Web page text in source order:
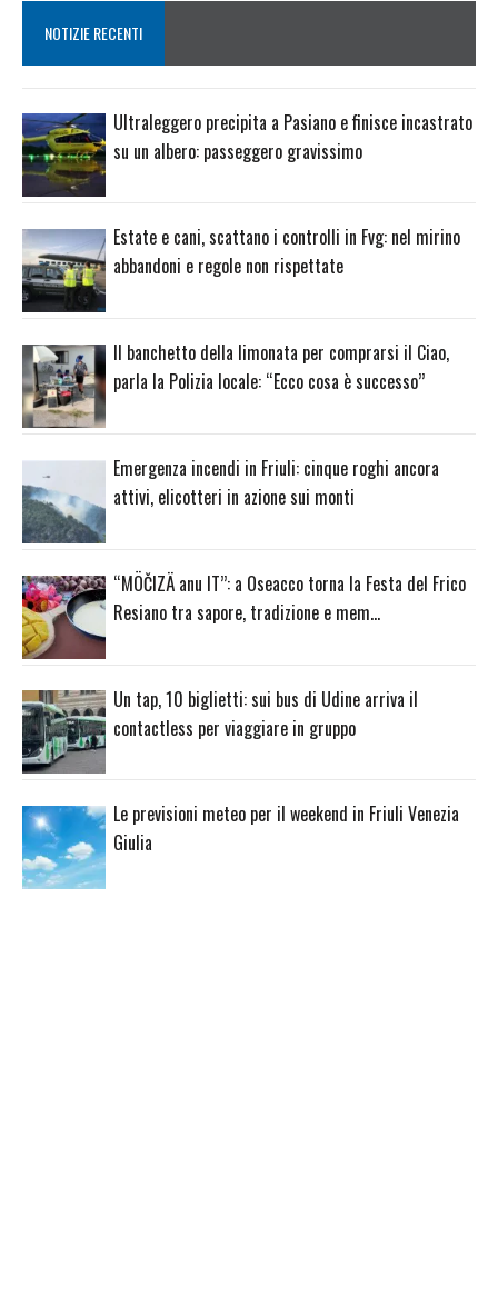
NOTIZIE RECENTI
Ultraleggero precipita a Pasiano e finisce incastrato
su un albero: passeggero gravissimo
Estate e cani, scattano i controlli in Fvg: nel mirino
abbandoni e regole non rispettate
Il banchetto della limonata per comprarsi il Ciao,
parla la Polizia locale: “Ecco cosa è successo”
Emergenza incendi in Friuli: cinque roghi ancora
attivi, elicotteri in azione sui monti
“MÖČIZÄ anu IT”: a Oseacco torna la Festa del Frico
Resiano tra sapore, tradizione e mem…
Un tap, 10 biglietti: sui bus di Udine arriva il
contactless per viaggiare in gruppo
Le previsioni meteo per il weekend in Friuli Venezia
Giulia